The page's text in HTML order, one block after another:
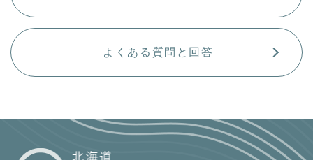
よくある質問と回答